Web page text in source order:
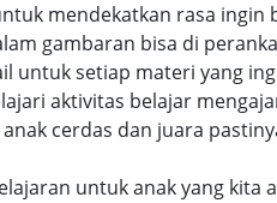
mendekatkan rasa
gambaran bisa di
setiap materi yang
aktivitas belajar
cerdas dan juara
untuk anak yang